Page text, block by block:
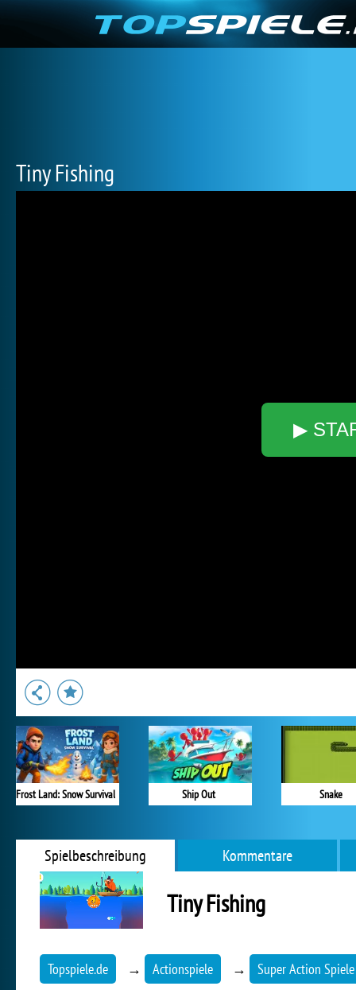
Tiny Fishing
▶
Frost Land: Snow Survival Ship Out Snake
Spielbeschreibung Kommentare
Tiny Fishing
Topspiele.de → Actionspiele → Super Action Spiele